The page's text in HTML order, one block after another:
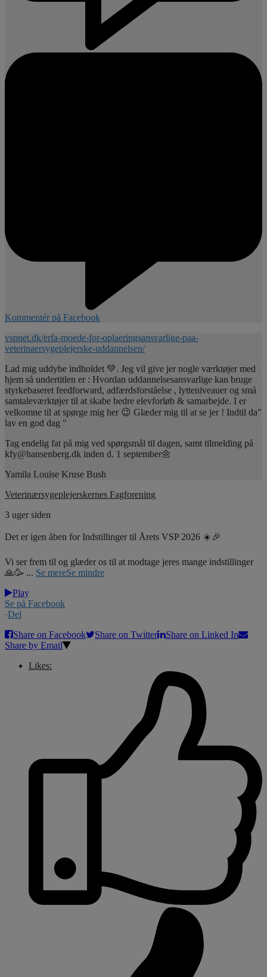
Kommentér på Facebook
vspnet.dk/erfa-moede-for-oplaeringsansvarlige-paa-
veterinaersygeplejerske-uddannelsen/
Lad mig uddybe indholdet 💚. Jeg vil give jer nogle værktøjer med
hjem så undertitlen er : Hvordan uddannelsesansvarlige kan bruge
styrkebaseret feedforward, adfærdsforståelse , lytteniveauer og små
samtaleværktøjer til at skabe bedre elevforløb & samarbejde. I er
velkomne til at spørge mig her 😉 Glæder mig til at se jer ! Indtil da"
lav en god dag "
Tag endelig fat på mig ved spørgsmål til dagen, samt tilmelding på
kfy@hansenberg.dk inden d. 1 september🌼
Yamila Louise Kruse Bush
Veterinærsygeplejerskernes Fagforening
3 uger siden
Det er igen åben for Indstillinger til Årets VSP 2026 ☀️🎉
Vi ser frem til og glæder os til at modtage jeres mange indstillinger
🙏🥳 ... Se mereSe mindre
Play
Se på Facebook
·Del
Share on Facebook
Share on Twitter
Share on Linked In
Share by Email
Likes: